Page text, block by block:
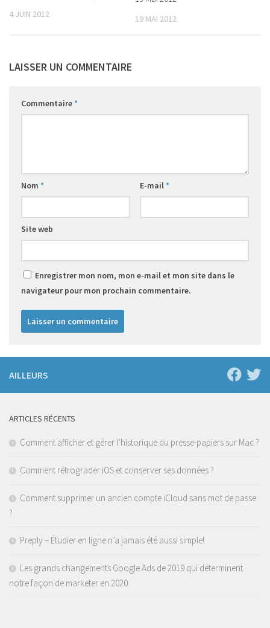
4 JUIN 2012 19 MAI 2012
LAISSER UN COMMENTAIRE
Commentaire*
Nom * E-mail*
Site web
Enregistrer mon nom, mon e-mail et mon site dans le
navigateur pour mon prochain commentaire.
AILLEURS
ARTICLES RÉCENTS
Comment afficher et gérer l’historique du presse-papiers sur Mac ?
Comment rétrograder iOS et conserver ses données ?
Comment supprimer un ancien compte iCloud sans mot de passe
?
Preply – Étudier en ligne n’a jamais été aussi simple!
Les grands changements Google Ads de 2019 qui déterminent
notre façon de marketer en 2020